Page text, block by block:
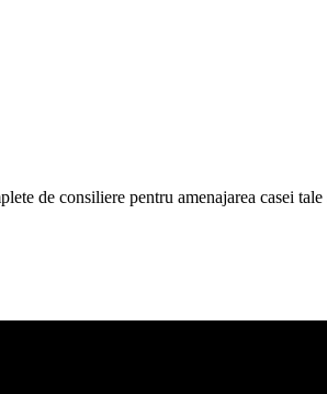
de consiliere pentru amenajarea casei